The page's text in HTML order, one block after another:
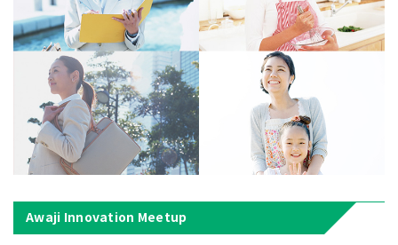
Awaji Innovation Meetup